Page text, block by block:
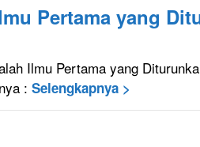
Pertama yang
Ilmu Pertama yang
: Selengkapnya >